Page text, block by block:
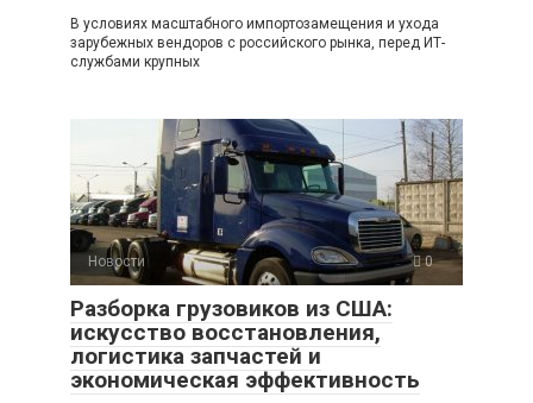
В условиях масштабного импортозамещения и ухода
зарубежных вендоров с российского рынка, перед ИТ-
службами крупных
Новости 0
Разборка грузовиков из США:
искусство восстановления,
логистика запчастей и
экономическая эффективность